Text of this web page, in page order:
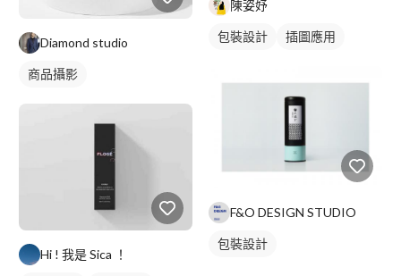
Diamond studio
商品攝影
Hi ! 我是 Sica ！
陳姿妤
包裝設計 插圖應用
F&O DESIGN STUDIO
包裝設計